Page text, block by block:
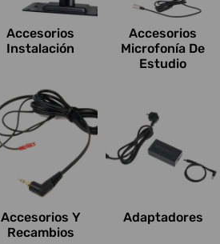
Accesorios
Instalación
Accesorios
Microfonía De
Estudio
Accesorios Y
Recambios
Adaptadores